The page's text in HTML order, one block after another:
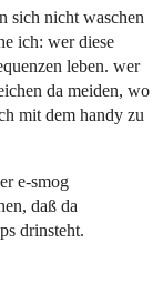
sich nicht waschen
ich: wer diese
leben. wer
da meiden, wo
mit dem handy zu
e-smog
daß da
drinsteht.